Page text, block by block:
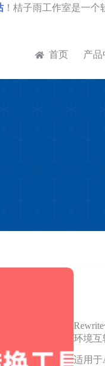
！桔子雨工作室是一个
首页 产品
环境互
适用于